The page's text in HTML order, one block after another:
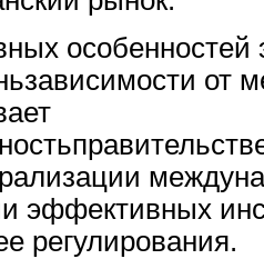
особенностей
от
эффективных
регулирования.